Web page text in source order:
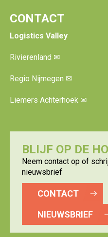
CONTACT
Logistics Valley
Rivierenland ✉
Regio Nijmegen ✉
Liemers Achterhoek ✉
BLIJF OP DE
Neem contact op of
nieuwsbrief
CONTACT
NIEUWSBRIEF